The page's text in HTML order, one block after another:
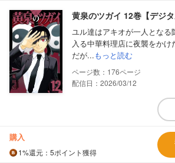
黄泉のツガイ 12巻【デジ
ユル達はアキオが一人となる
入る中華料理店に夜襲をか
だが...もっと読む
176
配信日：2026/03/12
購入
1%還元 ：5ポイント獲得